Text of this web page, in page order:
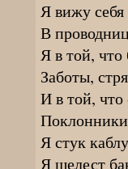
Я вижу себя
В
Я в той, что
Заботы,
И в той, что
Я стук
Я шелест